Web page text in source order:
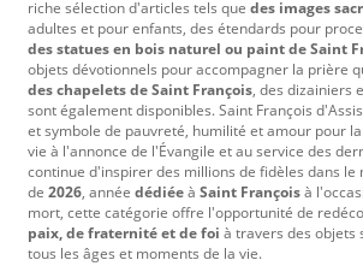
riche sélection d'articles tels que des images
adultes et pour enfants, des étendards pour
des statues en bois naturel ou paint de Saint
objets dévotionnels pour accompagner la prière
des chapelets de Saint François, des dizainiers
sont également disponibles. Saint François
et symbole de pauvreté, humilité et amour pour
vie à l'annonce de l'Évangile et au service des
continue d'inspirer des millions de fidèles dans le
de 2026, année dédiéeà Saint Françoisà
mort, cette catégorie offre l'opportunité de
paix, de fraternité et de foi à travers des objets
tous les âges et moments de la vie.